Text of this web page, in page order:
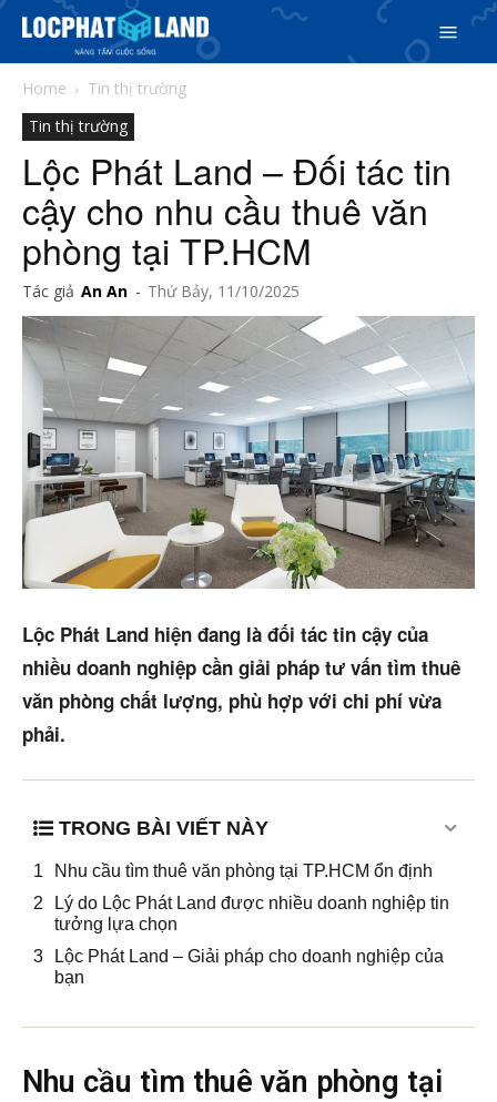
Search
5/5 (3 Reviews)
Phiên bản cập nhật V3
& tìm kiếm nhanh chóng hơn
Trang chủ
Dự án
Mua bán
Cho thuê
Liên hệ
Home
Tin thị trường
Tin thị trường
Lộc Phát Land – Đối tác tin
cậy cho nhu cầu thuê văn
phòng tại TP.HCM
Tác giả An An - Thứ Bảy, 11/10/2025
Lộc Phát Land hiện đang là đối tác tin cậy của
nhiều doanh nghiệp cần giải pháp tư vấn tìm thuê
văn phòng chất lượng, phù hợp với chi phí vừa
phải.
TRONG BÀI VIẾT NÀY
Nhu cầu tìm thuê văn phòng tại TP.HCM ổn định
Lý do Lộc Phát Land được nhiều doanh nghiệp tin
tưởng lựa chọn
Lộc Phát Land – Giải pháp cho doanh nghiệp của
bạn
Nhu cầu tìm thuê văn phòng tại